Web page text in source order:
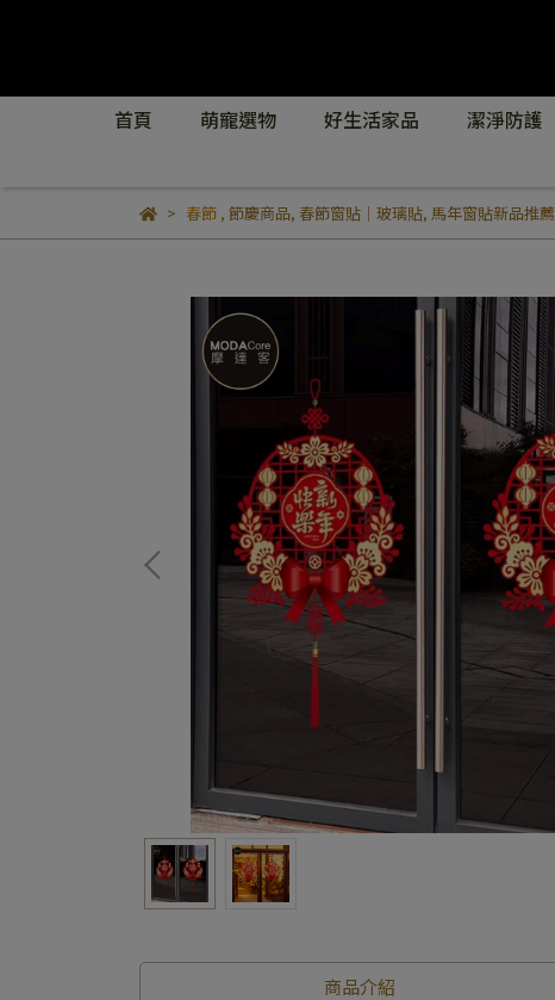
首頁 萌寵選物 好生活家品 潔淨防護
春節, 節慶商品, 春節窗貼｜玻璃貼, 馬年窗貼新品推薦
商品介紹